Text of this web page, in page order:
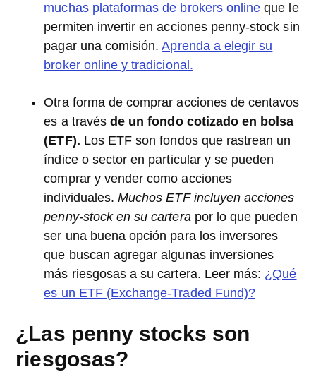
muchas plataformas de brokers onlineque le
permiten invertir en acciones penny-stock sin
pagar una comisión.Aprenda a elegir su
broker online y tradicional.
Otra forma de comprar acciones de centavos
es a través de un fondo cotizado en bolsa
(ETF). Los ETF son fondos que rastrean un
índice o sector en particular y se pueden
comprar y vender como acciones
individuales.Muchos ETF incluyen acciones
penny-stock en su cartera por lo que pueden
ser una buena opción para los inversores
que buscan agregar algunas inversiones
más riesgosas a su cartera. Leer más: ¿Qué
es un ETF (Exchange-Traded Fund)?
¿Las penny stocks son
riesgosas?